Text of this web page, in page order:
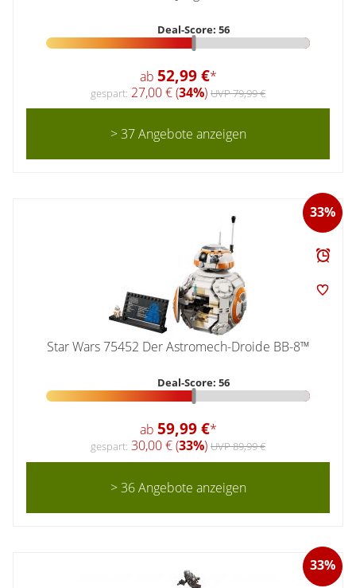
Deal-Score: 56
ab 52,99 €*
gespart: 27,00 € (34%) UVP 79,99 €
> 37 Angebote anzeigen
33%
Star Wars 75452 Der Astromech-Droide BB-8™
Deal-Score: 56
ab 59,99 €*
gespart: 30,00 € (33%) UVP 89,99 €
> 36 Angebote anzeigen
33%